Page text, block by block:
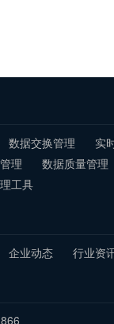
数据交换管理
实
理 数据质量管理
工具
企业动态 行业资